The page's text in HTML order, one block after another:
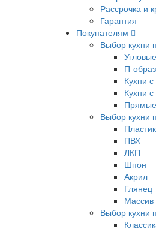
Рассрочка и
Гарантия
Покупателям
Выбор кухни
П-
Кухни
Кухни
Выбор кухни
Пластик
ПВХ
ЛКП
Шпон
Акрил
Глянец
Массив
Выбор кухни